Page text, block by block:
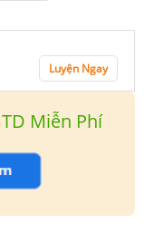
Luyện Ngay
Miễn Phí